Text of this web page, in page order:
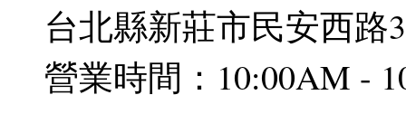
台北縣新莊市民安西路
營業時間：10:00AM -